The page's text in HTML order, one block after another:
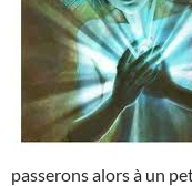
passerons alors à un